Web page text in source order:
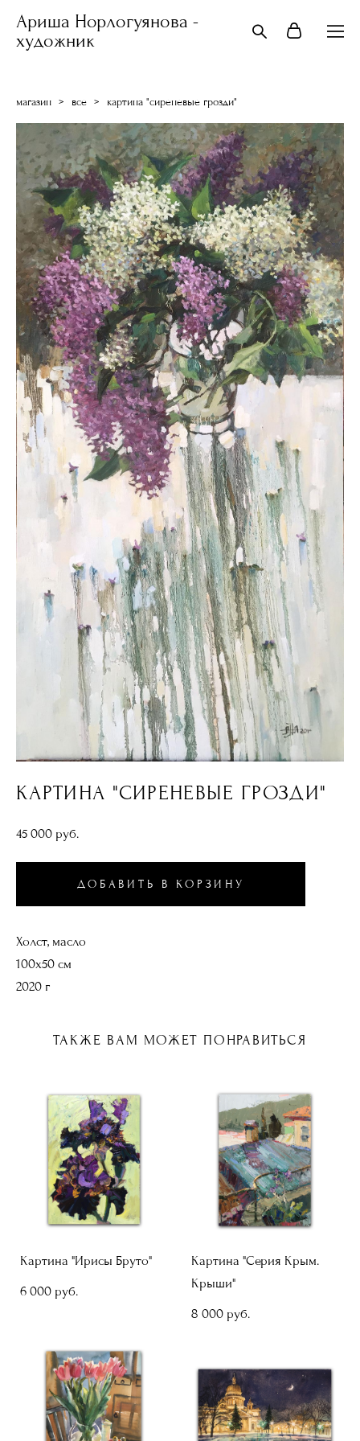
Ариша Норлогуянова -
художник
магазин > все > картина "сиреневые грозди"
КАРТИНА "СИРЕНЕВЫЕ ГРОЗДИ"
45 000 pуб.
ДОБАВИТЬ В КОРЗИНУ
Холст, масло
100х50 см
2020 г
ТАКЖЕ ВАМ МОЖЕТ ПОНРАВИТЬСЯ
Картина "Ирисы Бруто"
6 000 pуб.
Картина "Серия Крым.
Крыши"
8 000 pуб.